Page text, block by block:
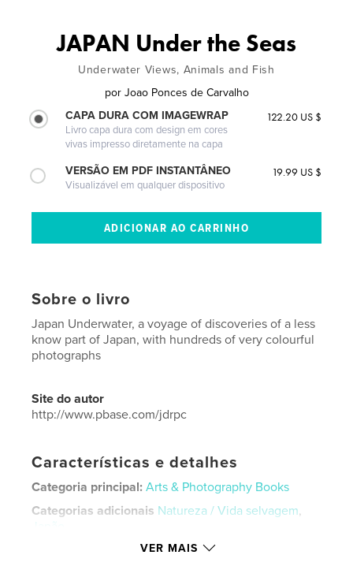
JAPAN Under the Seas
Underwater Views, Animals and Fish
por Joao Ponces de Carvalho
CAPA DURA COM IMAGEWRAP
Livro capa dura com design em cores
vivas impresso diretamente na capa
122.20 US $
VERSÃO EM PDF INSTANTÂNEO
Visualizável em qualquer dispositivo
19.99 US $
Sobre o livro
Japan Underwater, a voyage of discoveries of a less
know part of Japan, with hundreds of very colourful
photographs
Site do autor
http://www.pbase.com/jdrpc
Características e detalhes
Categoria principal: Arts & Photography Books
Categorias adicionais Natureza / Vida selvagem,
Japão
Paisagem de formato grande,
VER MAIS